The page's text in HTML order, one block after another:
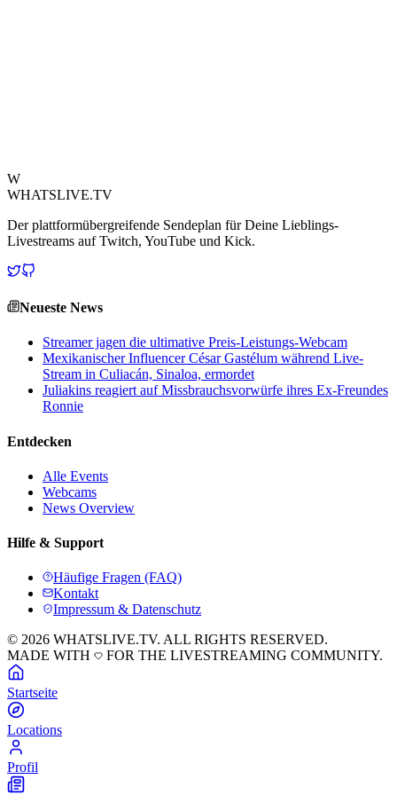
W
WHATSLIVE.TV
Der plattformübergreifende Sendeplan für Deine Lieblings-
Livestreams auf Twitch, YouTube und Kick.
Neueste News
Streamer jagen die ultimative Preis-Leistungs-Webcam
Mexikanischer Influencer César Gastélum während Live-
Stream in Culiacán, Sinaloa, ermordet
Juliakins reagiert auf Missbrauchsvorwürfe ihres Ex-Freundes
Ronnie
Entdecken
Alle Events
Webcams
News Overview
Hilfe & Support
Häufige Fragen (FAQ)
Kontakt
Impressum & Datenschutz
© 2026 WHATSLIVE.TV. ALL RIGHTS RESERVED.
MADE WITH
FOR THE LIVESTREAMING COMMUNITY.
Startseite
Locations
Profil